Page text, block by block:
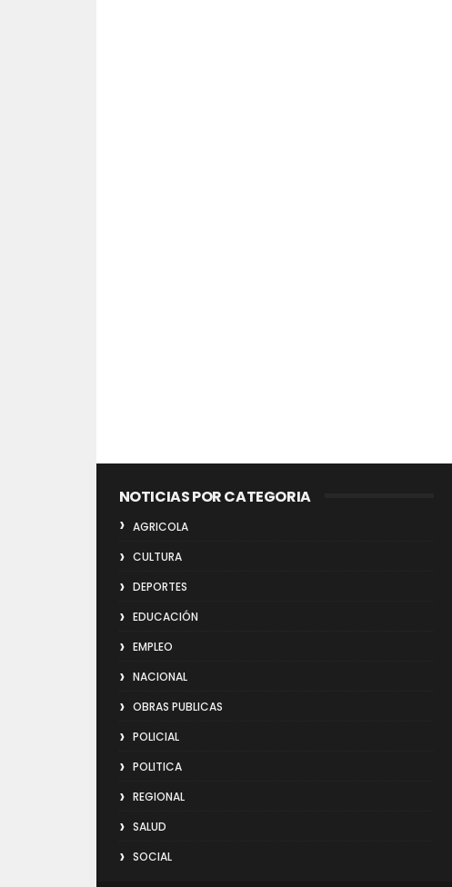
NOTICIAS POR CATEGORIA
AGRICOLA
CULTURA
DEPORTES
EDUCACIÓN
EMPLEO
NACIONAL
OBRAS PUBLICAS
POLICIAL
POLITICA
REGIONAL
SALUD
SOCIAL